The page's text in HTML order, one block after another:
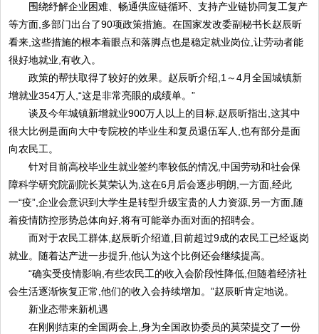
围绕纾解企业困难、畅通供应链循环、支持产业链协同复工复产
等方面,多部门出台了90项政策措施。在国家发改委副秘书长赵辰昕
看来,这些措施的根本着眼点和落脚点也是稳定就业岗位,让劳动者能
很好地就业,有收入。
政策的帮扶取得了较好的效果。赵辰昕介绍,1～4月全国城镇新
增就业354万人,“这是非常亮眼的成绩单。”
谈及今年城镇新增就业900万人以上的目标,赵辰昕指出,这其中
很大比例是面向大中专院校的毕业生和复员退伍军人,也有部分是面
向农民工。
针对目前高校毕业生就业签约率较低的情况,中国劳动和社会保
障科学研究院副院长莫荣认为,这在6月后会逐步明朗,一方面,经此
一“疫”,企业会意识到大学生是转型升级宝贵的人力资源,另一方面,随
着疫情防控形势总体向好,将有可能举办面对面的招聘会。
而对于农民工群体,赵辰昕介绍道,目前超过9成的农民工已经返岗
就业。随着达产进一步提升,他认为这个比例还会继续提高。
“确实受疫情影响,有些农民工的收入会阶段性降低,但随着经济社
会生活逐渐恢复正常,他们的收入会持续增加。”赵辰昕肯定地说。
新业态带来新机遇
在刚刚结束的全国两会上,身为全国政协委员的莫荣提交了一份